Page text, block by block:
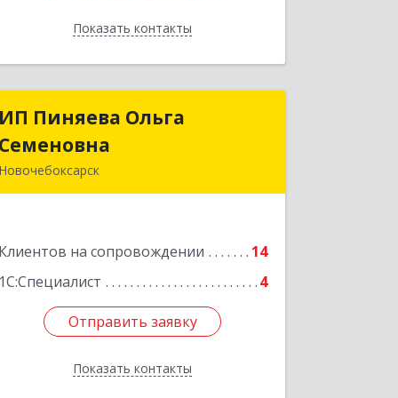
Показать контакты
Назад
ИП Пиняева Ольга
Семеновна
Новочебоксарск
Клиентов на сопровождении
14
1С:Специалист
4
Отправить заявку
Показать контакты
ИП Пиняева Ольга
кв.141
Отправить заявку
Назад